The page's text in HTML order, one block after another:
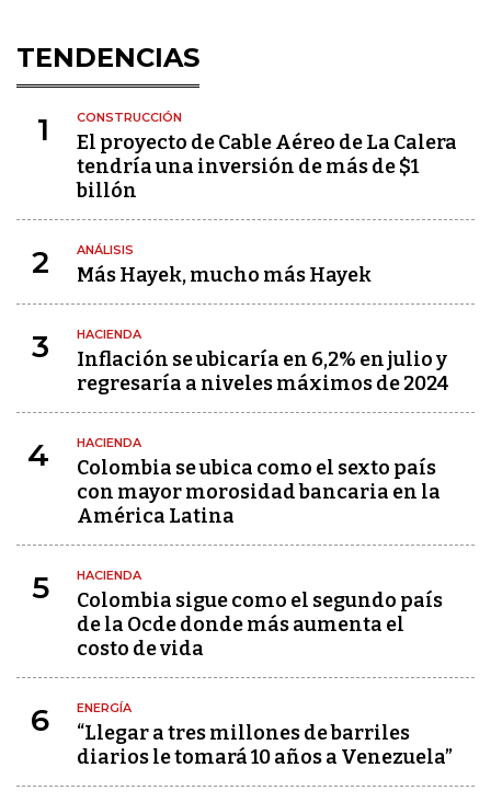
TENDENCIAS
1 CONSTRUCCIÓN
El proyecto de Cable Aéreo de La Calera
tendría una inversión de más de $1
billón
2 ANÁLISIS
Más Hayek, mucho más Hayek
3 HACIENDA
Inflación se ubicaría en 6,2% en julio y
regresaría a niveles máximos de 2024
4 HACIENDA
Colombia se ubica como el sexto país
con mayor morosidad bancaria en la
América Latina
5 HACIENDA
Colombia sigue como el segundo país
de la Ocde donde más aumenta el
costo de vida
6 ENERGÍA
“Llegar a tres millones de barriles
diarios le tomará 10 años a Venezuela”